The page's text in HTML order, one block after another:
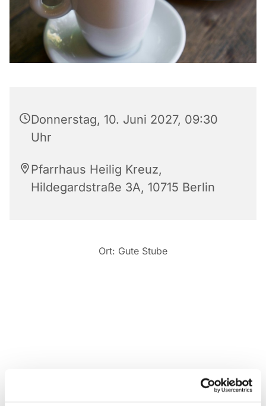
Donnerstag, 10. Juni 2027, 09:30
Uhr
Pfarrhaus Heilig Kreuz,
Hildegardstraße 3A, 10715 Berlin
Ort: Gute Stube